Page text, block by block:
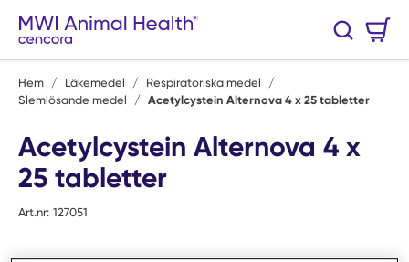
Hoppa till huvudinnehåll
Sök
Hem / Läkemedel / Respiratoriska medel
/
Slemlösande medel
/ Acetylcystein Alternova 4 x 25 tabletter
Acetylcystein Alternova 4 x
25 tabletter
Art.nr: 127051